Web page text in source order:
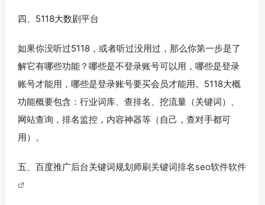
四、5118大数剧平台
如果你没听过5118，或者听过没用过，那么你第一步是了
解它有哪些功能？哪些是不登录账号可以用，哪些是登录
账号才能用，哪些是登录账号要买会员才能用。5118大概
功能概要包含：行业词库、查排名、挖流量（关键词）、
网站查询，排名监控，内容神器等（自己，查对手都可
用）。
五、百度推广后台关键词规划师刷关键词排名seo软件软件